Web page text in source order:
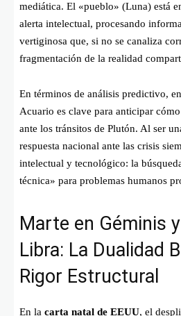
mediática. El «pueblo» (Luna) está
alerta intelectual, procesando
vertiginosa que, si no se canaliza
fragmentación de la realidad
En términos de análisis predictivo,
Acuario es clave para anticipar
ante los tránsitos de Plutón. Al ser
respuesta nacional ante las crisis
intelectual y tecnológico: la
técnica» para problemas humanos
Marte en Géminis
Libra: La Dualidad
Rigor Estructural
En la carta natal de EEUU, el